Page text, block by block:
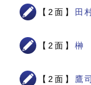
【2面】 田
【2面】 榊
【2面】 鷹